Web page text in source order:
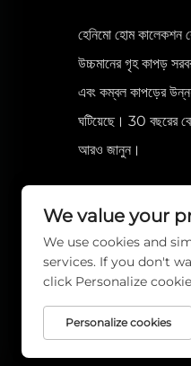
হেনিমো হোম কালেকশন
উচ্চমানের গৃহ কাপড়
এবং কম্বল কাপড়ের
ঘটিয়েছে। 30 বছরের
আরও জানুন।
We value your
We use cookies and
services. If you don't
click Personalize
Personalize cookies